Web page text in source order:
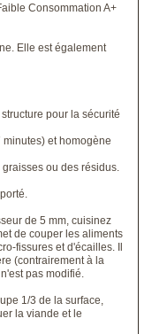
Consommation A+
Elle est également
pour la sécurité
et homogène
ou des résidus.
de 5 mm, cuisinez
de couper les aliments
fissures et d'écailles. Il
(contrairement à la
pas modifié.
1/3 de la surface,
la viande et le